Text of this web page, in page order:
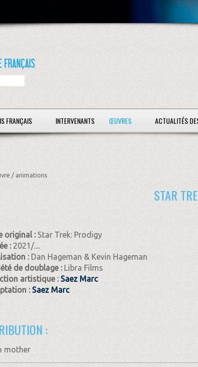
FRANÇAIS INTERVENANTS ŒUVRES ACTUALITÉS
/ animations
STAR
original :Star Trek: Prodigy
:2021/....
:Dan Hageman & Kevin Hageman
de doublage :Libra Films
artistique : Saez Marc
: Saez Marc
:
mother